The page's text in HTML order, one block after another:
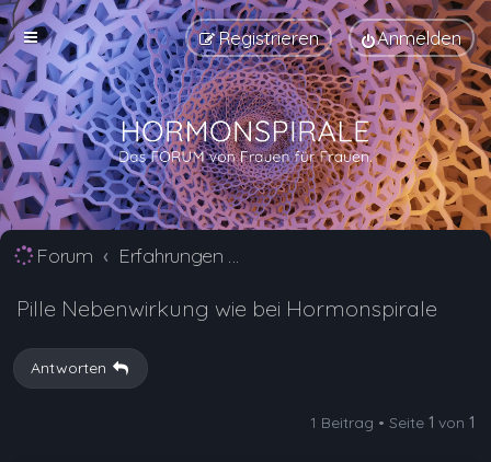
Anmelden
Registrieren
Forum Erfahrungen mit Verhütungsmittel Alternativen
Pille Nebenwirkung wie bei Hormonspirale
Antworten
1 Beitrag • Seite 1 von 1